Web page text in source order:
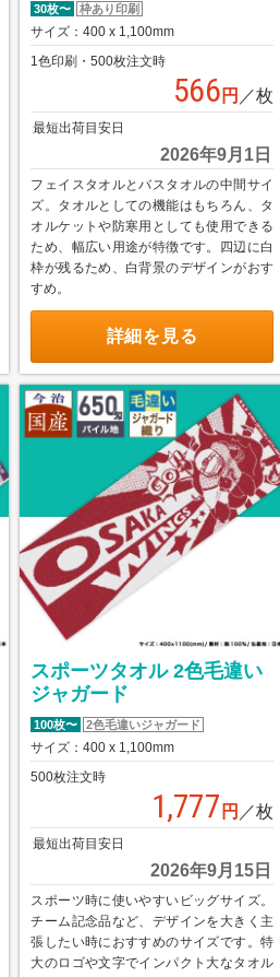
30枚〜 枠あり印刷
サイズ：400 x 1,100mm
1色印刷・500枚注文時
566 円 ／枚
最短出荷目安日
2026年9月1日
フェイスタオルとバスタオルの中間サイ
ズ。タオルとしての機能はもちろん、タ
オルケットや防寒用としても使用できる
ため、幅広い用途が特徴です。四辺に白
枠が残るため、白背景のデザインがおす
すめ。
詳細を見る
スポーツタオル 2色毛違い
ジャガード
100枚〜 2色毛違いジャガード
サイズ：400 x 1,100mm
500枚注文時
1,777 円 ／枚
最短出荷目安日
2026年9月15日
スポーツ時に使いやすいビッグサイズ。
チーム記念品など、デザインを大きく主
張したい時におすすめのサイズです。特
大のロゴや文字でインパクト大なタオル